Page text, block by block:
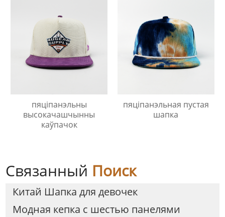
пяціпанэльны
высокачашчынны
каўпачок
пяціпанэльная пустая
шапка
Связанный Поиск
Китай Шапка для девочек
Модная кепка с шестью панелями